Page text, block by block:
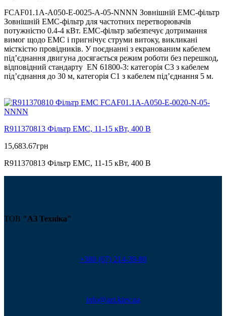
FCAF01.1A-A050-E-0025-A-05-NNNN Зовнішній ЕМС-фільтр
Зовнішній ЕМС-фільтр для частотних перетворювачів
потужністю 0.4-4 кВт. ЕМС-фільтр забезпечує дотримання
вимог щодо ЕМС і пригнічує струми витоку, викликані
місткістю провідників. У поєднанні з екранованим кабелем
під’єднання двигуна досягається режим роботи без перешкод,
відповідний стандарту EN 61800-3: категорія C3 з кабелем
під’єднання до 30 м, категорія С1 з кабелем під’єднання 5 м.
R911370813 Фільтр ЕМС, 11-15 кВт, 400 В
15,683.67грн
R911370813 Фільтр ЕМС, 11-15 кВт, 400 В
ТОВ "АЗ Техніка"
+380 (67) 214-39-80
info@azt.kiev.ua